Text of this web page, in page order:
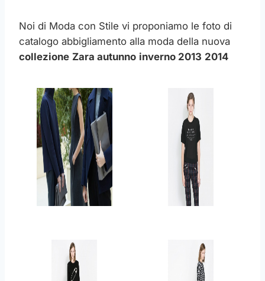
Noi di Moda con Stile vi proponiamo le foto di
catalogo abbigliamento alla moda della nuova
collezione Zara autunno inverno 2013 2014